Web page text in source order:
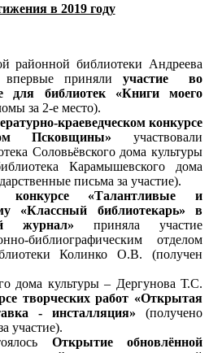
в 2019 году
районной библиотеки Андреева
приняли участие во
для библиотек «Книги моего
за 2-е место).
краеведческом конкурсе
Псковщины» участвовали
Соловьёвского дома культуры
Карамышевского дома
письма за участие).
конкурсе «Талантливые и
«Классный библиотекарь» в
журнал» приняла участие
библиографическим отделом
Колинко О.В. (получен
дома культуры – Дергунова Т.С.
творческих работ «Открытая
- инсталляция» (получено
участие).
Открытие обновлённой